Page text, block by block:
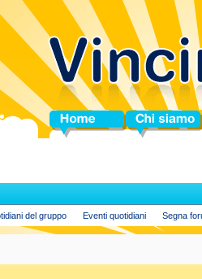
Home Chi siamo
del gruppo Eventi quotidiani Segna